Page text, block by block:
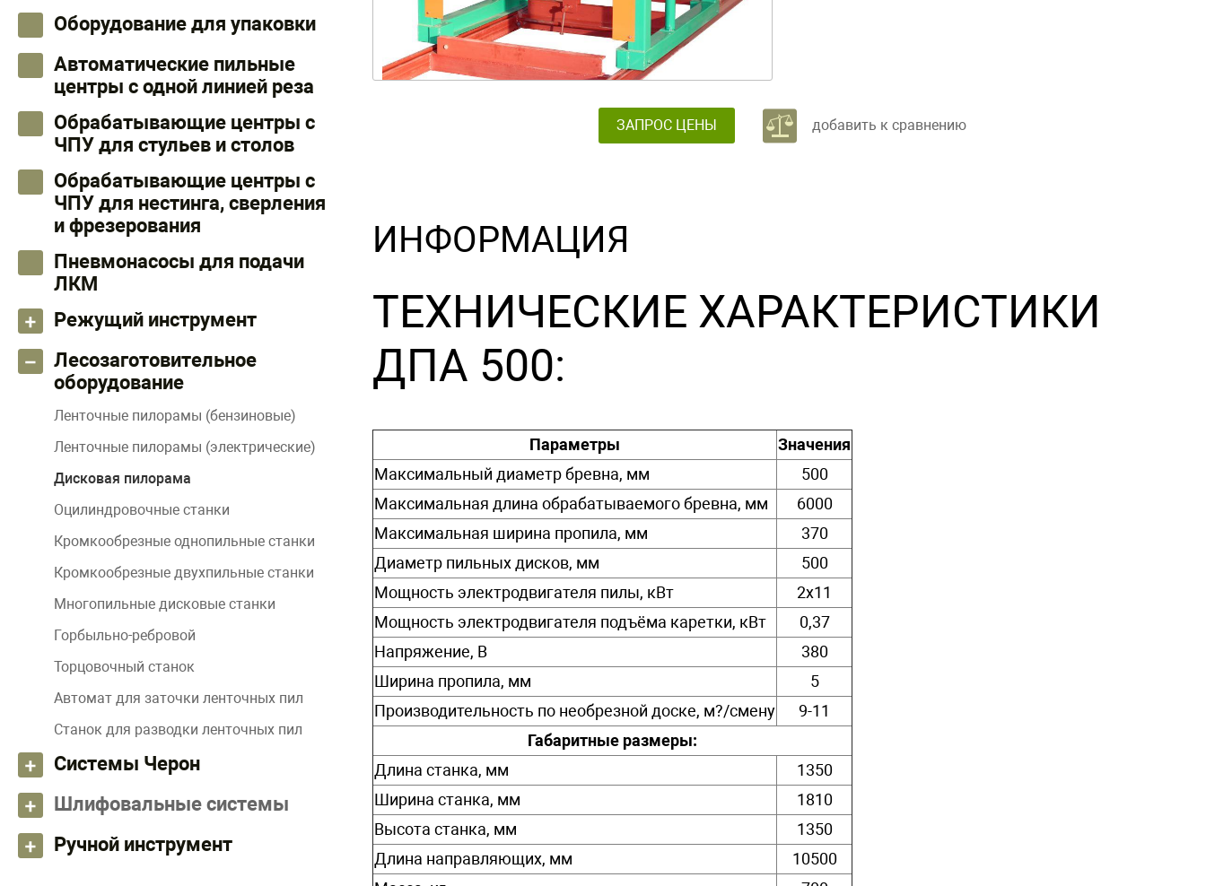
Оборудование для упаковки
Автоматические пильные
центры с одной линией реза
Обрабатывающие центры с
ЧПУ для стульев и столов
Обрабатывающие центры с
ЧПУ для нестинга, сверления
и фрезерования
Пневмонасосы для подачи
ЛКМ
Режущий инструмент
Лесозаготовительное
оборудование
Ленточные пилорамы (бензиновые)
Ленточные пилорамы (электрические)
Дисковая пилорама
Оцилиндровочные станки
Кромкообрезные однопильные станки
Кромкообрезные двухпильные станки
Многопильные дисковые станки
Горбыльно-ребровой
Торцовочный станок
Автомат для заточки ленточных пил
Станок для разводки ленточных пил
Системы Черон
Шлифовальные системы
Ручной инструмент
добавить к сравнению
ЗАПРОС ЦЕНЫ
ИНФОРМАЦИЯ
ТЕХНИЧЕСКИЕ ХАРАКТЕРИСТИКИ
ДПА 500:
Параметры
Значения
Максимальный диаметр бревна, мм
500
Максимальная длина обрабатываемого бревна, мм
6000
Максимальная ширина пропила, мм
370
Диаметр пильных дисков, мм
500
Мощность электродвигателя пилы, кВт
2х11
Мощность электродвигателя подъёма каретки, кВт
0,37
Напряжение, В
380
Ширина пропила, мм
5
Производительность по необрезной доске, м?/смену
9-11
Габаритные размеры:
Длина станка, мм
1350
Ширина станка, мм
1810
Высота станка, мм
1350
Длина направляющих, мм
10500